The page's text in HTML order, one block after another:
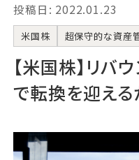
事例紹介
エキスパート
無料講座
コラム
無料ご相談
投稿日: 2022.01.23
米国株 超保守的な資産
【米国株】リバ
で転換を迎える